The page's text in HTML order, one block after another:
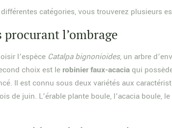
catégories, vous trouverez plusieurs
procurant l’ombrage
l’espèce Catalpa bignonioides, un arbre
choix est le robinier faux-acaciaqui
Il est connu sous deux variétés aux
de juin. L’érable plante boule, l’acacia boule,